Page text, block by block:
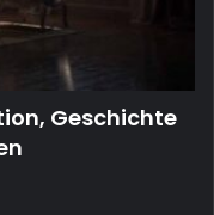
Geschichte